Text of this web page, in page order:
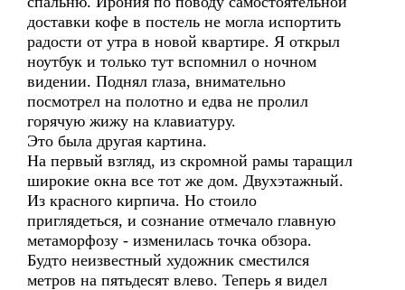
доставки кофе в постель не могла испортить
радости от утра в новой квартире. Я открыл
ноутбук и только тут вспомнил о ночном
видении. Поднял глаза, внимательно
посмотрел на полотно и едва не пролил
горячую жижу на клавиатуру.
Это была другая картина.
На первый взгляд, из скромной рамы таращил
широкие окна все тот же дом. Двухэтажный.
Из красного кирпича. Но стоило
приглядеться, и сознание отмечало главную
метаморфозу - изменилась точка обзора.
Будто неизвестный художник сместился
метров на пятьдесят влево. Теперь я видел